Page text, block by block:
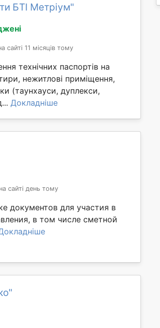
БТІ Метріум"
сайті 11 місяців тому
технічних паспортів на
нежитлові приміщення,
(таунхауси, дуплекси,
Докладніше
сайті день тому
документов для участия в
в том числе сметной